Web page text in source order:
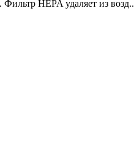
HEPA удаляет из возд..